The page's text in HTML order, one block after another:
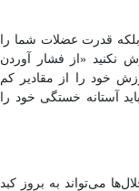
قدرت عضلات شما را
نکنید «از فشار آوردن
خود را از مقادیر کم
آستانه خستگی خود را
می‌تواند به بروز کبد